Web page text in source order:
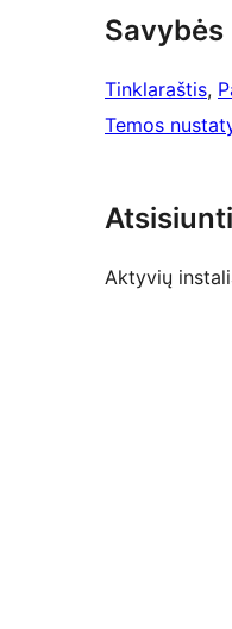
Savybės
Tinklaraštis,
Temos
Aktyvių